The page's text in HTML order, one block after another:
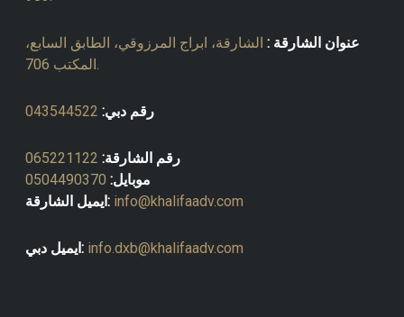
عنوان الشارقة : الشارقة، ابراج المرزوقي، الطابق السابع،
رقم دبي: 043544522
رقم الشارقة: 065221122
موبايل: 0504490370
ايميل الشارقة: info@khalifaadv.com
ايميل دبي: info.dxb@khalifaadv.com